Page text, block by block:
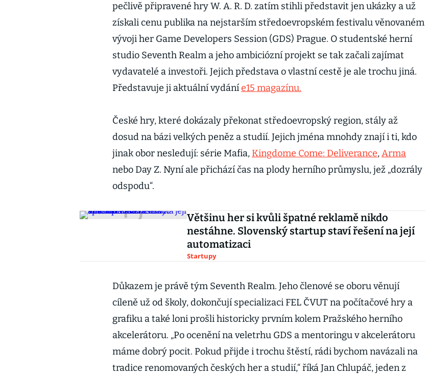
pečlivě připravené hry W. A. R. D. zatím stihli představit jen ukázky a už
získali cenu publika na nejstarším středoevropském festivalu věnovaném
vývoji her Game Developers Session (GDS) Prague. O studentské herní
studio Seventh Realm a jeho ambiciózní projekt se tak začali zajímat
vydavatelé a investoři. Jejich představa o vlastní cestě je ale trochu jiná.
Představuje ji aktuální vydání e15 magazínu.
České hry, které dokázaly překonat středoevropský region, stály až
dosud na bázi velkých peněz a studií. Jejich jména mnohdy znají i ti, kdo
jinak obor nesledují: série Mafia, Kingdome Come: Deliverance,Arma
nebo Day Z. Nyní ale přichází čas na plody herního průmyslu, jež „dozrály
odspodu“.
Většinu her si kvůli špatné reklamě nikdo
nestáhne. Slovenský startup staví řešení na její
automatizaci
Startupy
Důkazem je právě tým Seventh Realm. Jeho členové se oboru věnují
cíleně už od školy, dokončují specializaci FEL ČVUT na počítačové hry a
grafiku a také loni prošli historicky prvním kolem Pražského herního
akcelerátoru. „Po ocenění na veletrhu GDS a mentoringu v akcelerátoru
máme dobrý pocit. Pokud přijde i trochu štěstí, rádi bychom navázali na
tradice renomovaných českých her a studií,“ říká Jan Chlupáč, jeden z